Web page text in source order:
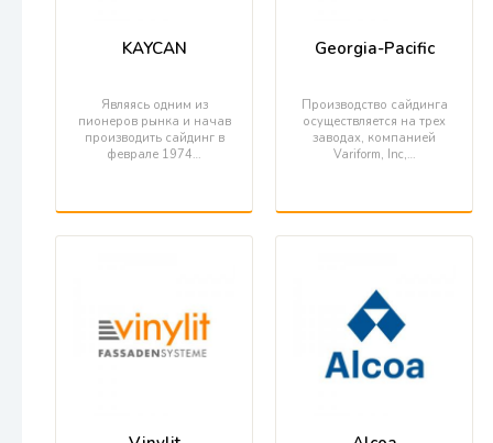
KAYCAN
Являясь одним из
пионеров рынка и начав
производить сайдинг в
феврале 1974…
Georgia-Pacific
Производство сайдинга
осуществляется на трех
заводах, компанией
Variform, Inc,…